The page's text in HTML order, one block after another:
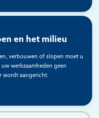
en het milieu
verbouwen of slopen moet u
werkzaamheden geen
wordt aangericht.